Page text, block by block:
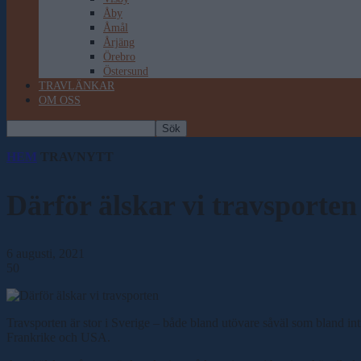
Åby
Åmål
Årjäng
Örebro
Östersund
TRAVLÄNKAR
OM OSS
HEM TRAVNYTT
Därför älskar vi travsporten
6 augusti, 2021
50
Travsporten är stor i Sverige – både bland utövare såväl som bland
Frankrike och USA.